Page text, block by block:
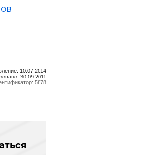
10.07.2014
30.09.2011
5878